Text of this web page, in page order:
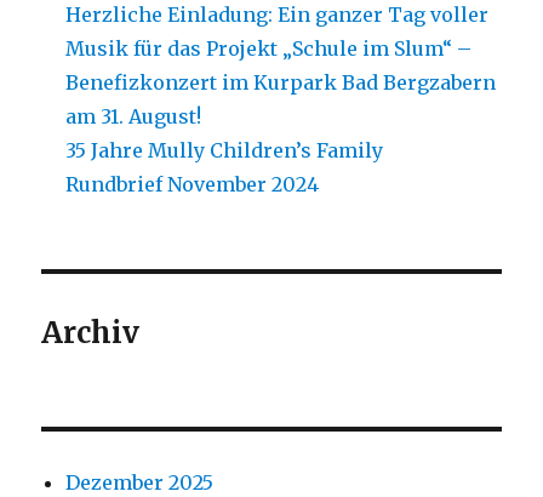
Herzliche Einladung: Ein ganzer Tag voller
Musik für das Projekt „Schule im Slum“ –
Benefizkonzert im Kurpark Bad Bergzabern
am 31. August!
35 Jahre Mully Children’s Family
Rundbrief November 2024
Archiv
Dezember 2025